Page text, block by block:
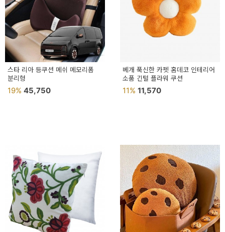
스타 리아 등쿠션 메쉬 메모리폼
분리형
19% 45,750
베개 푹신한 카펫 홈데코 인테리어
소품 긴털 플라워 쿠션
11% 11,570